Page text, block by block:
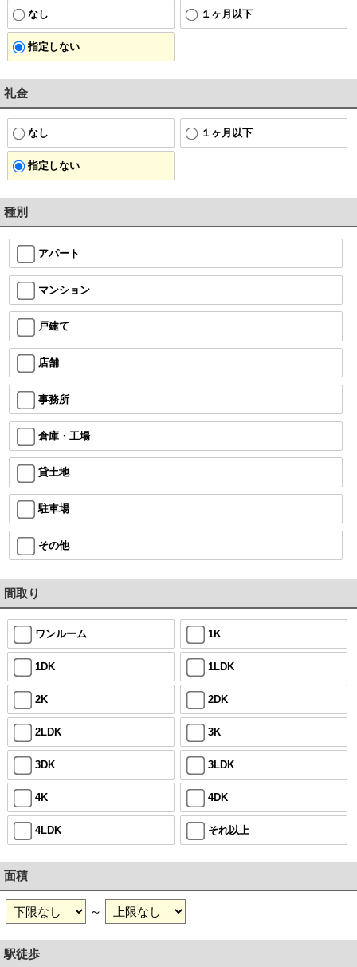
なし １ヶ月以下
指定しない
礼金
なし １ヶ月以下
指定しない
種別
アパート
マンション
戸建て
店舗
事務所
倉庫・工場
貸土地
駐車場
その他
間取り
ワンルーム 1K
1DK 1LDK
2K 2DK
2LDK 3K
3DK 3LDK
4K 4DK
4LDK それ以上
面積
～
駅徒歩